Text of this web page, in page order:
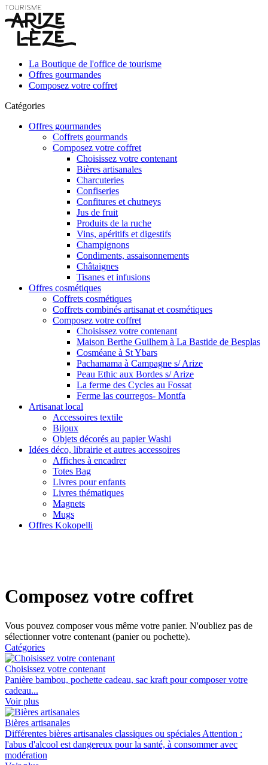
La Boutique de l'office de tourisme
Offres gourmandes
Composez votre coffret
Catégories
Offres gourmandes
Coffrets gourmands
Composez votre coffret
Choisissez votre contenant
Bières artisanales
Charcuteries
Confiseries
Confitures et chutneys
Jus de fruit
Produits de la ruche
Vins, apéritifs et digestifs
Champignons
Condiments, assaisonnements
Châtaignes
Tisanes et infusions
Offres cosmétiques
Coffrets cosmétiques
Coffrets combinés artisanat et cosmétiques
Composez votre coffret
Choisissez votre contenant
Maison Berthe Guilhem à La Bastide de Besplas
Cosméane à St Ybars
Pachamama à Campagne s/ Arize
Peau Ethic aux Bordes s/ Arize
La ferme des Cycles au Fossat
Ferme las courregos- Montfa
Artisanat local
Accessoires textile
Bijoux
Objets décorés au papier Washi
Idées déco, librairie et autres accessoires
Affiches à encadrer
Totes Bag
Livres pour enfants
Livres thématiques
Magnets
Mugs
Offres Kokopelli
Composez votre coffret
Vous pouvez composer vous même votre panier. N'oubliez pas de
sélectionner votre contenant (panier ou pochette).
Catégories
Choisissez votre contenant
Panière bambou, pochette cadeau, sac kraft pour composer votre
cadeau...
Voir plus
Bières artisanales
Différentes bières artisanales classiques ou spéciales Attention :
l'abus d'alcool est dangereux pour la santé, à consommer avec
modération